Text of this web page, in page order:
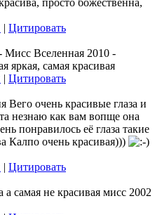
просто божественна,
| Цитировать
Вселенная 2010 -
яркая, самая красивая
| Цитировать
Вего очень красивые глаза и
незнаю как вам вопще она
понравилось её глаза такие
Калпо очень красивая)))
| Цитировать
самая не красивая мисс 2002